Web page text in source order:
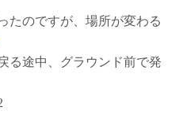
たのですが、場所が変わる
る途中、グラウンド前で発